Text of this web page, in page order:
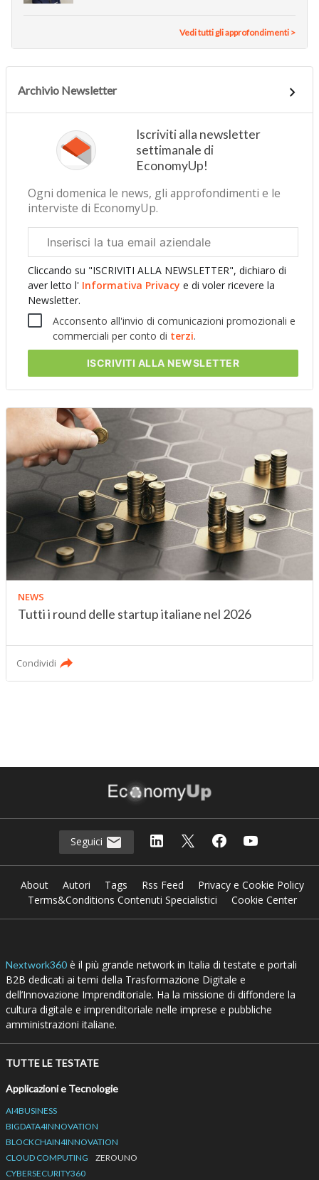
Vedi tutti gli approfondimenti >
Archivio Newsletter
Iscriviti alla newsletter
settimanale di
EconomyUp!
Ogni domenica le news, gli approfondimenti e le
interviste di EconomyUp.
aziendale
Cliccando su "ISCRIVITI ALLA NEWSLETTER", dichiaro di
aver letto l' Informativa Privacy e di voler ricevere la
Newsletter.
Acconsento all'invio di comunicazioni promozionali e
commerciali per conto di terzi.
ISCRIVITI ALLA NEWSLETTER
NEWS
Tutti i round delle startup italiane nel 2026
Condividi
Seguici
About Autori Tags Rss Feed
Privacy e Cookie Policy
Terms&Conditions Contenuti Specialistici
Cookie Center
Nextwork360è il più grande network in Italia di testate e portali
B2B dedicati ai temi della Trasformazione Digitale e
dell’Innovazione Imprenditoriale. Ha la missione di diffondere la
cultura digitale e imprenditoriale nelle imprese e pubbliche
amministrazioni italiane.
TUTTE LE TESTATE
Applicazioni e Tecnologie
AI4BUSINESS
BIGDATA4INNOVATION
BLOCKCHAIN4INNOVATION
CLOUD COMPUTING
ZEROUNO
CYBERSECURITY360